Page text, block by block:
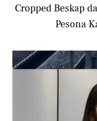
Cropped Beskap
Pesona